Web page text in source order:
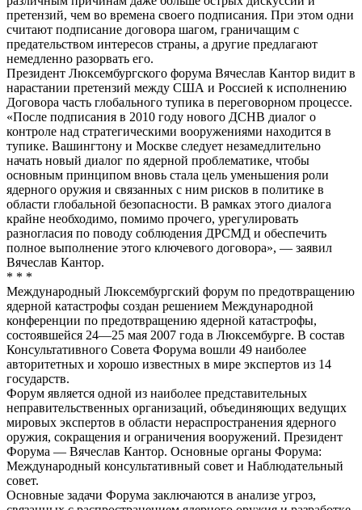
претензий, чем во времена своего подписания. При этом одни
считают подписание договора шагом, граничащим с
предательством интересов страны, а другие предлагают
немедленно разорвать его.
Президент Люксембургского форума Вячеслав Кантор видит в
нарастании претензий между США и Россией к исполнению
Договора часть глобального тупика в переговорном процессе.
«После подписания в 2010 году нового ДСНВ диалог о
контроле над стратегическими вооружениями находится в
тупике. Вашингтону и Москве следует незамедлительно
начать новый диалог по ядерной проблематике, чтобы
основным принципом вновь стала цель уменьшения роли
ядерного оружия и связанных с ним рисков в политике в
области глобальной безопасности. В рамках этого диалога
крайне необходимо, помимо прочего, урегулировать
разногласия по поводу соблюдения ДРСМД и обеспечить
полное выполнение этого ключевого договора», — заявил
Вячеслав Кантор.
* * *
Международный Люксембургский форум по предотвращению
ядерной катастрофы создан решением Международной
конференции по предотвращению ядерной катастрофы,
состоявшейся 24—25 мая 2007 года в Люксембурге. В состав
Консультативного Совета Форума вошли 49 наиболее
авторитетных и хорошо известных в мире экспертов из 14
государств.
Форум является одной из наиболее представительных
неправительственных организаций, объединяющих ведущих
мировых экспертов в области нераспространения ядерного
оружия, сокращения и ограничения вооружений. Президент
Форума — Вячеслав Кантор. Основные органы Форума:
Международный консультативный совет и Наблюдательный
совет.
Основные задачи Форума заключаются в анализе угроз,